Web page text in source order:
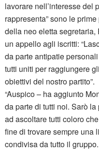
lavorare nell’interesse del
rappresenta” sono le
della neo eletta
un appello agli iscritti:
da parte antipatie
tutti uniti per raggiungere gli
obiettivi del nostro partito”.
“Auspico – ha aggiunto
da parte di tutti noi. Sarò la
ad ascoltare tutti coloro
fine di trovare sempre una
condivisa da tutto il